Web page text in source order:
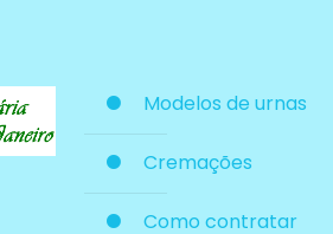
Modelos de urnas
Cremações
Como contratar